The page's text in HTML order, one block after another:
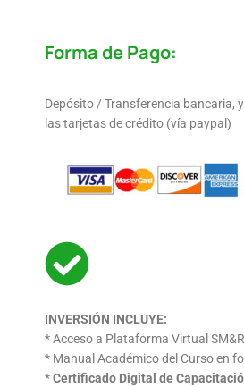
Forma de Pago:
Depósito / Transferencia bancaria,
las tarjetas de crédito (vía paypal)
INVERSIÓN INCLUYE:
* Acceso a Plataforma Virtual
* Manual Académico del Curso en
*Certificado Digital de